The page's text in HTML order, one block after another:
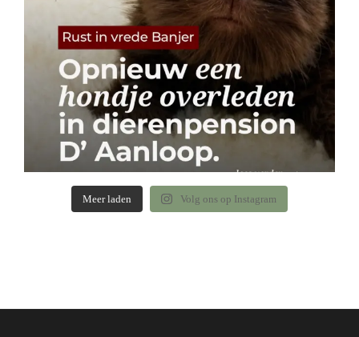
Meer laden Volg ons op Instagram